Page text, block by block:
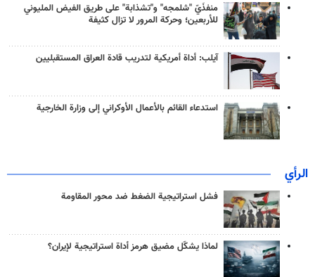
منفذَيّ "شلمجه" و"تشذابة" على طريق الفيض المليوني
للأربعين؛ وحركة المرور لا تزال كثيفة
آيلب: أداة أمريكية لتدريب قادة العراق المستقبليين
استدعاء القائم بالأعمال الأوكراني إلى وزارة الخارجية
الرأي
فشل استراتيجية الضغط ضد محور المقاومة
لماذا يشكّل مضيق هرمز أداة استراتيجية لإيران؟